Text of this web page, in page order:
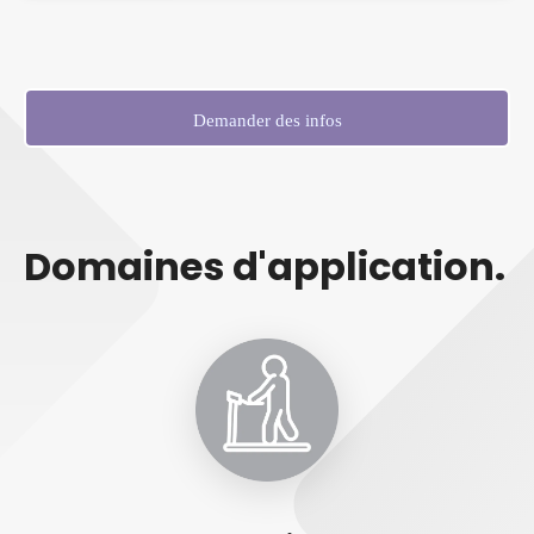
Demander des infos
Domaines d'application.